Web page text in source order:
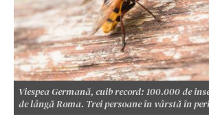
Viespea Germană, cuib record: 100.000 de
de lângă Roma. Trei persoane în vârstă în